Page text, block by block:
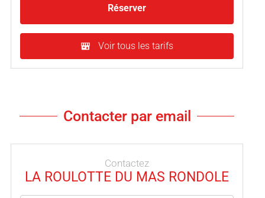
Réserver
Voir tous les tarifs
Contacter par email
Contactez
LA ROULOTTE DU MAS RONDOLE